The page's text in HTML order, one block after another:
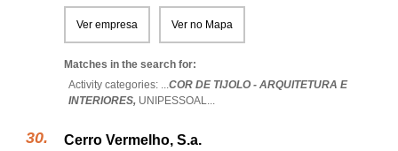
Ver empresa Ver no Mapa
Matches in the search for:
Activity categories: ...COR DE TIJOLO - ARQUITETURA E
INTERIORES, UNIPESSOAL...
Cerro Vermelho, S.a.